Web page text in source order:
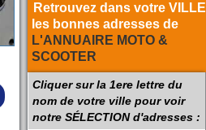
Retrouvez dans votre VILLE
les bonnes adresses de
L'ANNUAIRE MOTO &
SCOOTER
Cliquer sur la 1ere lettre du
nom de votre ville pour voir
notre SÉLECTION d'adresses :